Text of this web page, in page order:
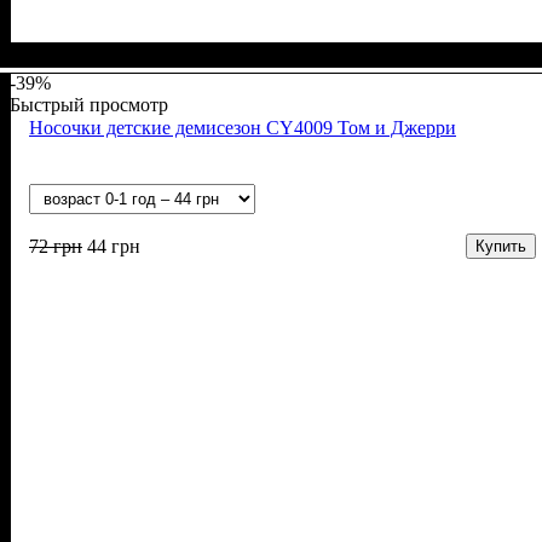
-39%
Быстрый просмотр
Носочки детские демисезон CY4009 Том и Джерри
72грн 44 грн Купить